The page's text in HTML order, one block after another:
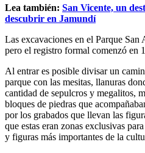
Lea también: San Vicente, un
descubrir en Jamundí
Las excavaciones en el Parque
pero el registro formal comenzó en
Al entrar es posible divisar un
parque con las mesitas, llanuras
cantidad de sepulcros y megalitos,
bloques de piedras que
por los grabados que llevan las
que estas eran zonas exclusivas
y figuras más importantes de la